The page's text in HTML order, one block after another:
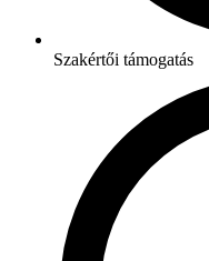
Szakértői támogatás